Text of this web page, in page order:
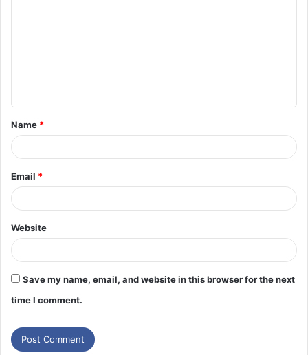
Name *
Email *
Website
Save my name, email, and website in this browser for the next
time I comment.